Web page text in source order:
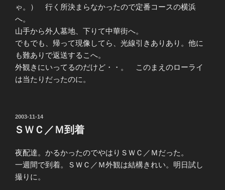
ゃ。） 行く所決まらなかったので定番コースの横浜
へ。
山手から外人墓地、下りて中華街へ。
でもでも、帰って現像してら、光線引きありあり。他に
も難ありで返送するこへ。
外観きにいってるのだけど・・。 このまえのローライ
は当たりだったのに。
投
稿
日:
2003-11-14
ＳＷＣ／Ｍ到着
夜配達。かるかったのでやはりＳＷＣ／Ｍだった。
一週間で到着。ＳＷＣ／Ｍ外観は結構きれい。明日試し
撮りに。